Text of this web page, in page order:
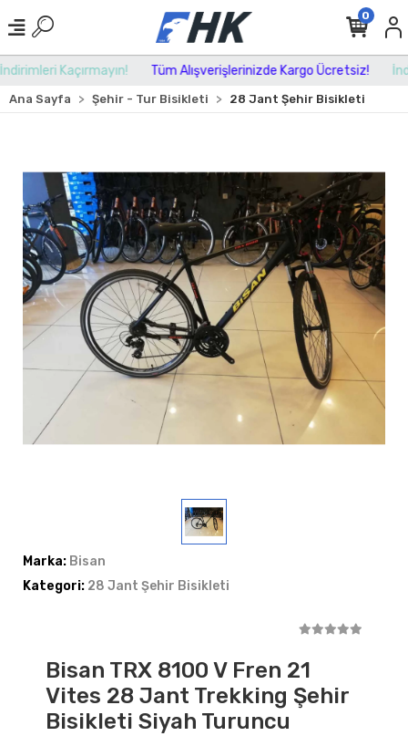
Kaçırmayın! Tüm Alışverişlerinizde Kargo Ücretsiz!
0
Ana Sayfa Şehir - Tur Bisikleti 28 Jant Şehir Bisikleti
Marka: Bisan
Kategori: 28 Jant Şehir Bisikleti
Bisan TRX 8100 V Fren 21
Vites 28 Jant Trekking Şehir
Bisikleti Siyah Turuncu